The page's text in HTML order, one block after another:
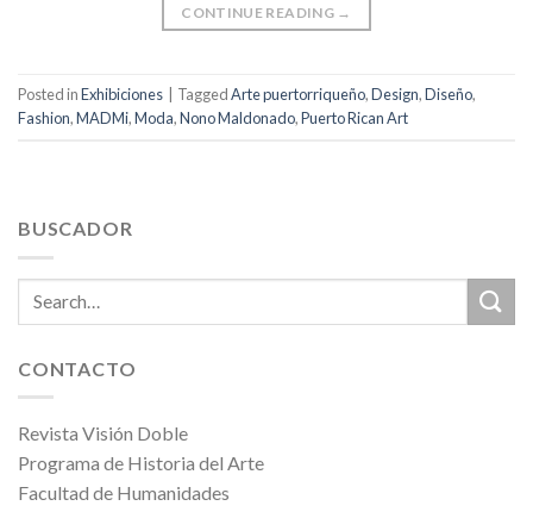
CONTINUE READING →
Posted inExhibiciones TaggedArte puertorriqueño,Design,Diseño,
Fashion,MADMi,Moda,Nono Maldonado,Puerto Rican Art
BUSCADOR
CONTACTO
Revista Visión Doble
Programa de Historia del Arte
Facultad de Humanidades